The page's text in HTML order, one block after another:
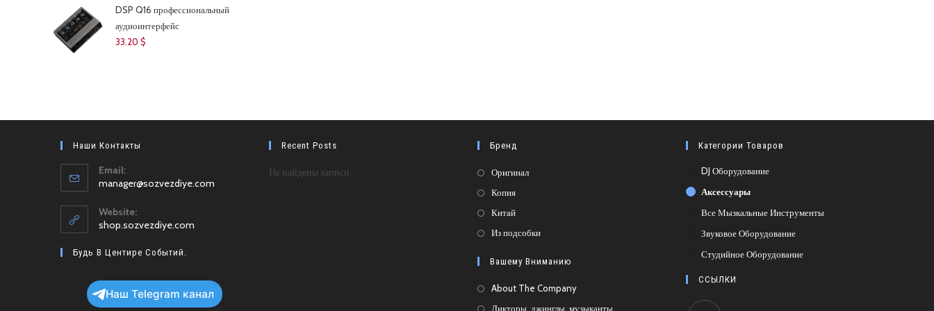
61.43 $.
DSP Q16 профессиональный
аудиоинтерфейс
33.20 $
Наши Контакты
Email:
manager@sozvezdiye.com
Website:
shop.sozvezdiye.com
Будь В Центире Событий.
Наш Telegram канал
Recent Posts
Не найдены записи.
Бренд
ОригиналОткроется
КопияОткроется
в
КитайОткроется
в
вкладке
Из подсобкиОткроется
новой
вкладке
Вашему Вниманию
About The Company
Дикторы, джинглы, музыканты
Категории Товаров
DJ Оборудование
Аксессуары
Все Мызкальные Инструменты
Звуковое Оборудование
Студийное Оборудование
ССЫЛКИ